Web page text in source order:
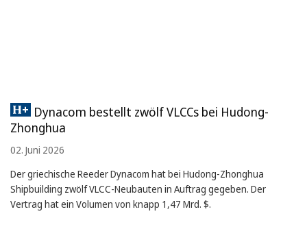
Dynacom bestellt zwölf VLCCs bei Hudong-
Zhonghua
02. Juni 2026
Der griechische Reeder Dynacom hat bei Hudong-Zhonghua
Shipbuilding zwölf VLCC-Neubauten in Auftrag gegeben. Der
Vertrag hat ein Volumen von knapp 1,47 Mrd. $.